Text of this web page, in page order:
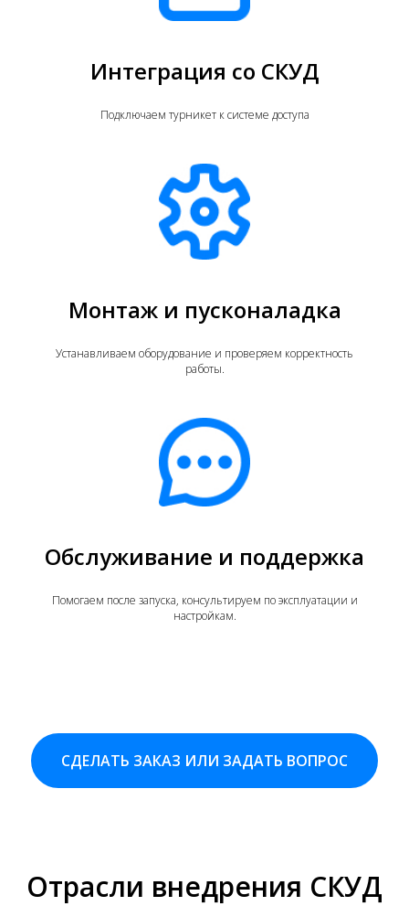
Интеграция со СКУД
Подключаем турникет к системе доступа
Монтаж и пусконаладка
Устанавливаем оборудование и проверяем корректность
работы.
Обслуживание и поддержка
Помогаем после запуска, консультируем по эксплуатации и
настройкам.
СДЕЛАТЬ ЗАКАЗ ИЛИ ЗАДАТЬ ВОПРОС
Отрасли внедрения СКУД